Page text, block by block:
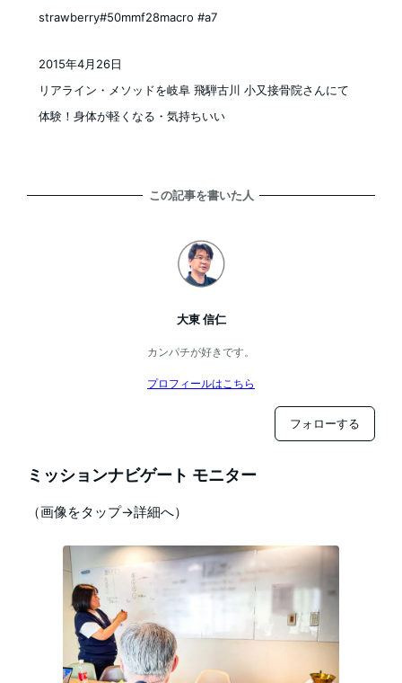
strawberry#50mmf28macro #a7
リアライン・メソッドを岐阜 飛騨古川 小又接骨院さんにて
体験！身体が軽くなる・気持ちいい
2015年4月26日
この記事を書いた人
大東 信仁
カンパチが好きです。
プロフィールはこちら
フォローする
ミッションナビゲート モニター
（画像をタップ→詳細へ）